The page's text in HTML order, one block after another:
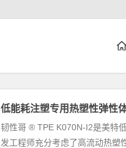
低能耗注塑专用热塑性弹性
韧性哥 ® TPE K070N-I2是美特
发工程师充分考虑了高流动热塑